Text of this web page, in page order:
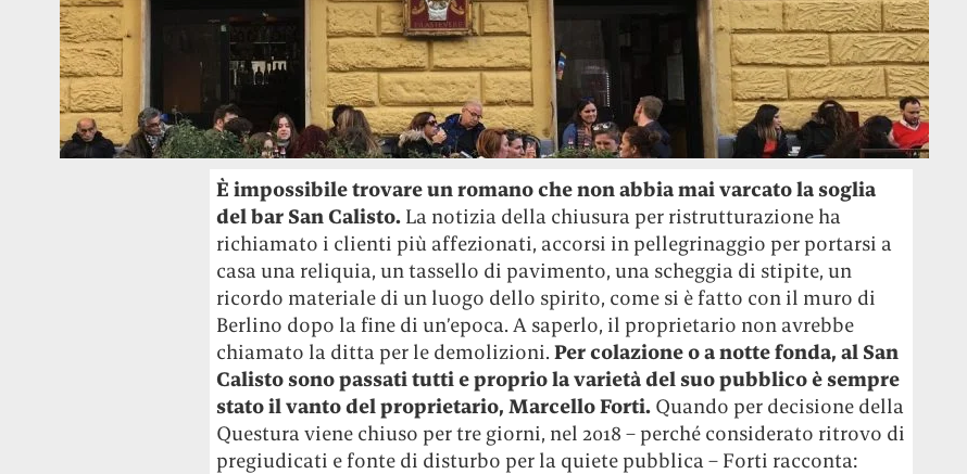
È impossibile trovare un romano che non abbia mai varcato la soglia
del bar San Calisto. La notizia della chiusura per ristrutturazione ha
richiamato i clienti più affezionati, accorsi in pellegrinaggio per portarsi a
casa una reliquia, un tassello di pavimento, una scheggia di stipite, un
ricordo materiale di un luogo dello spirito, come si è fatto con il muro di
Berlino dopo la fine di un’epoca. A saperlo, il proprietario non avrebbe
chiamato la ditta per le demolizioni.Per colazione o a notte fonda, al San
Calisto sono passati tutti e proprio la varietà del suo pubblico è sempre
stato il vanto del proprietario, Marcello Forti. Quando per decisione della
Questura viene chiuso per tre giorni, nel 2018 – perché considerato ritrovo di
pregiudicati e fonte di disturbo per la quiete pubblica – Forti racconta: